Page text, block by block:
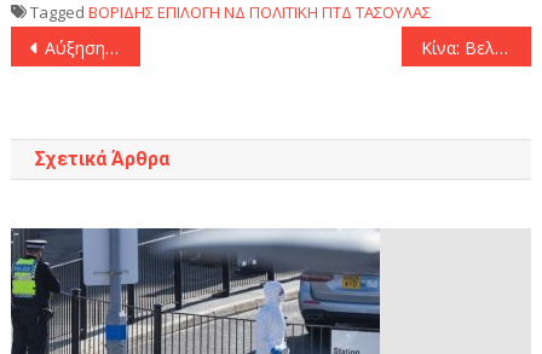
Tagged ΒΟΡΙΔΗΣΕΠΙΛΟΓΗ ΝΔ ΠΟΛΙΤΙΚΗ ΠΤΔ ΤΑΣΟΥΛΑΣ
Πλοήγηση
Αύξηση 22% κατέγραψαν τα επιβατικά ταξίδια ανάμεσα στην ηπειρωτική Κίνα το Μακάο και το Χονγκ Κονγκ Κίνα: Βελτιώθηκε η επιχειρηματική παρουσία των μικρών και μικρομεσαίων επιχειρήσεων
Σχετικά Άρθρα